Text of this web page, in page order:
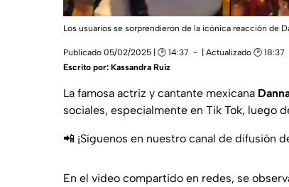
Los usuarios se sorprendieron de la icónica reacción de
Publicado 05/02/2025 | 🕑 14:37 | Actualizado 🕑 18:37
Escrito por: Kassandra Ruiz
La famosa actriz y cantante mexicana
sociales, especialmente en Tik Tok, luego
📲 ¡Síguenos en nuestro canal de difusión
En el video compartido en redes, se